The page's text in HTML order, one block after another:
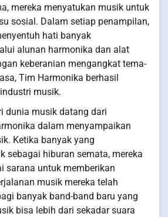
mereka menyatukan musik untuk
sosial. Dalam setiap penampilan,
hati banyak
alunan harmonika dan alat
keberanian mengangkat tema-
Tim Harmonika berhasil
musik.
dunia musik datang dari
dalam menyampaikan
Ketika banyak yang
sebagai hiburan semata, mereka
sarana untuk memberikan
musik mereka telah
banyak band-band baru yang
bisa lebih dari sekadar suara